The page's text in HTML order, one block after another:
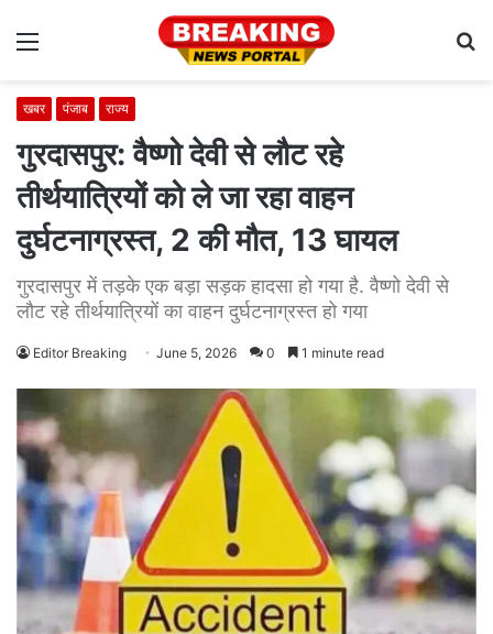
Menu
खबर पंजाब राज्य
गुरदासपुर: वैष्णो देवी से लौट रहे
तीर्थयात्रियों को ले जा रहा वाहन
दुर्घटनाग्रस्त, 2 की मौत, 13 घायल
गुरदासपुर में तड़के एक बड़ा सड़क हादसा हो गया है. वैष्णो देवी से
लौट रहे तीर्थयात्रियों का वाहन दुर्घटनाग्रस्त हो गया
Editor Breaking June 5, 2026 0 1 minute read